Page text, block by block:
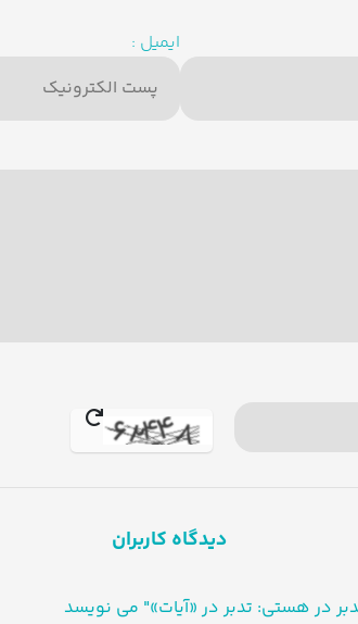
ایمیل :
دیدگاه کاربران
در هستی: تدبر در «آیات»" می نویسد